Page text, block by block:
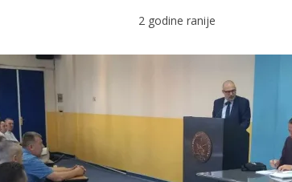
2 godine ranije